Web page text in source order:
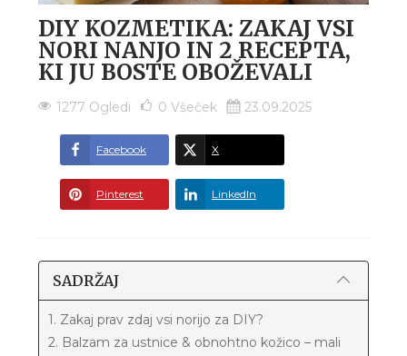
DIY KOZMETIKA: ZAKAJ VSI
NORI NANJO IN 2 RECEPTA,
KI JU BOSTE OBOŽEVALI
1277 Ogledi 0 Všeček 23.09.2025
Facebook X
Pinterest LinkedIn
SADRŽAJ
1. Zakaj prav zdaj vsi norijo za DIY?
2. Balzam za ustnice & obnohtno kožico – mali